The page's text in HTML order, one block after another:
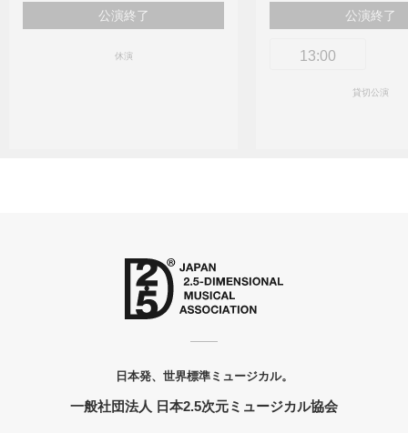
公演終了
休演
公演終了
13:00
貸切公演
日本発、世界標準ミュージカル。
一般社団法人 日本2.5次元ミュージカル協会